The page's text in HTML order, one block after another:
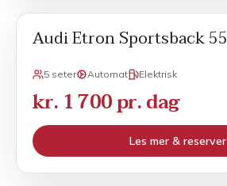
Audi Etron Sportsback 55
5 seter Automat Elektrisk
kr. 1 700 pr. dag
Les mer & reserver